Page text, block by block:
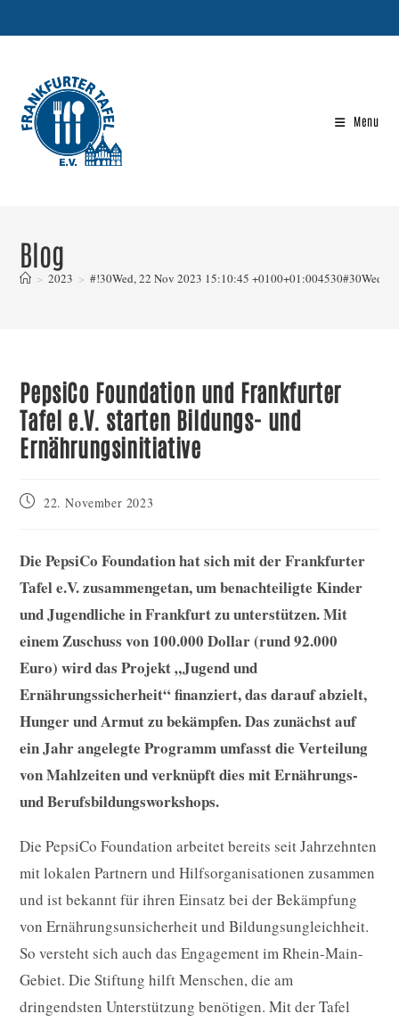
to
Menu
Blog
> 2023 > #!30Wed, 22 Nov 2023 15:10:45 +0100+01:004530#30Wed,
PepsiCo Foundation und Frankfurter
Tafel e.V. starten Bildungs- und
Ernährungsinitiative
Post 22. November 2023
Die PepsiCo Foundation hat sich mit der Frankfurter
Tafel e.V. zusammengetan, um benachteiligte Kinder
und Jugendliche in Frankfurt zu unterstützen. Mit
einem Zuschuss von 100.000 Dollar (rund 92.000
Euro) wird das Projekt „Jugend und
Ernährungssicherheit“ finanziert, das darauf abzielt,
Hunger und Armut zu bekämpfen. Das zunächst auf
ein Jahr angelegte Programm umfasst die Verteilung
von Mahlzeiten und verknüpft dies mit Ernährungs-
und Berufsbildungsworkshops.
Die PepsiCo Foundation arbeitet bereits seit Jahrzehnten
mit lokalen Partnern und Hilfsorganisationen zusammen
und ist bekannt für ihren Einsatz bei der Bekämpfung
von Ernährungsunsicherheit und Bildungsungleichheit.
So versteht sich auch das Engagement im Rhein-Main-
Gebiet. Die Stiftung hilft Menschen, die am
dringendsten Unterstützung benötigen. Mit der Tafel